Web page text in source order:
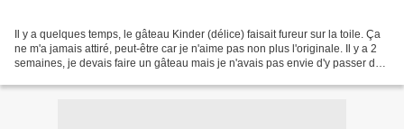
Il y a quelques temps, le gâteau Kinder (délice) faisait fureur sur la toile. Ça
ne m'a jamais attiré, peut-être car je n'aime pas non plus l'originale. Il y a 2
semaines, je devais faire un gâteau mais je n'avais pas envie d'y passer des